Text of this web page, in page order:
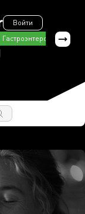
Войти
Гастроэнтерология